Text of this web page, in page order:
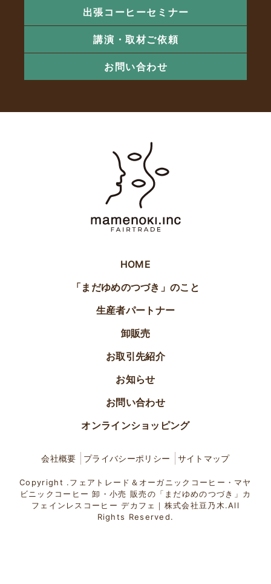
出張コーヒーセミナー
講演・取材ご依頼
お問い合わせ
HOME
「まだゆめのつづき」のこと
生産者パートナー
卸販売
お取引先紹介
お知らせ
お問い合わせ
オンラインショッピング
会社概要 プライバシーポリシー サイトマップ
Copyright .フェアトレード＆オーガニックコーヒー・マヤ
ビニックコーヒー 卸・小売 販売の「まだゆめのつづき」カ
フェインレスコーヒー デカフェ｜株式会社豆乃木.All
Rights Reserved.